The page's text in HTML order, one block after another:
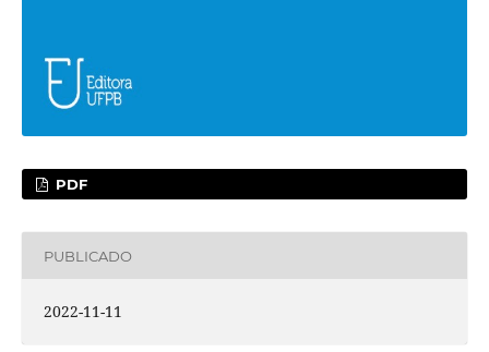
PDF
PUBLICADO
2022-11-11